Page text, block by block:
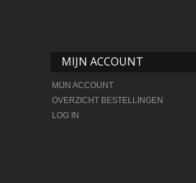
MIJN ACCOUNT
MIJN ACCOUNT
OVERZICHT BESTELLINGEN
LOG IN